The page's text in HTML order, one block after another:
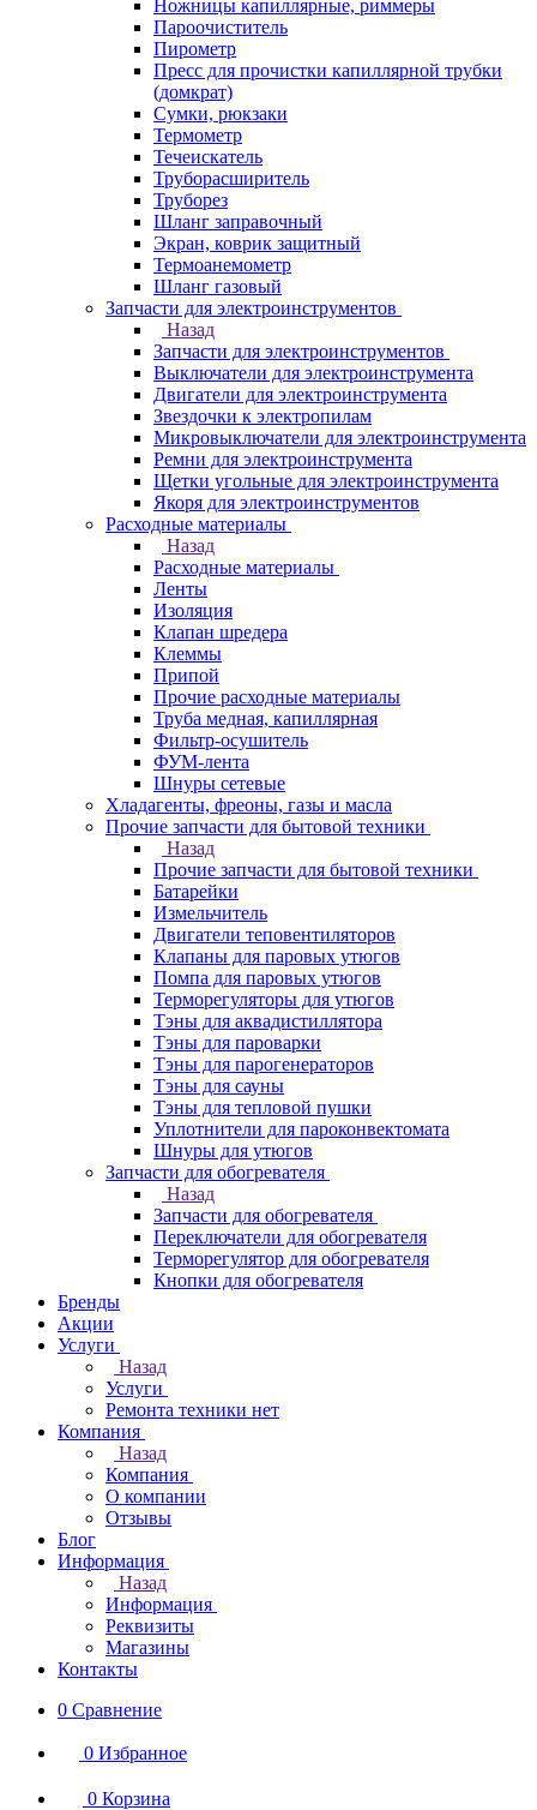
Ножницы капиллярные, риммеры
Пароочиститель
Пирометр
Пресс для прочистки капиллярной трубки
(домкрат)
Сумки, рюкзаки
Термометр
Течеискатель
Труборасширитель
Труборез
Шланг заправочный
Экран, коврик защитный
Термоанемометр
Шланг газовый
Запчасти для электроинструментов
Назад
Запчасти для электроинструментов
Выключатели для электроинструмента
Двигатели для электроинструмента
Звездочки к электропилам
Микровыключатели для электроинструмента
Ремни для электроинструмента
Щетки угольные для электроинструмента
Якоря для электроинструментов
Расходные материалы
Назад
Расходные материалы
Ленты
Изоляция
Клапан шредера
Клеммы
Припой
Прочие расходные материалы
Труба медная, капиллярная
Фильтр-осушитель
ФУМ-лента
Шнуры сетевые
Хладагенты, фреоны, газы и масла
Прочие запчасти для бытовой техники
Назад
Прочие запчасти для бытовой техники
Батарейки
Измельчитель
Двигатели теповентиляторов
Клапаны для паровых утюгов
Помпа для паровых утюгов
Терморегуляторы для утюгов
Тэны для аквадистиллятора
Тэны для пароварки
Тэны для парогенераторов
Тэны для сауны
Тэны для тепловой пушки
Уплотнители для пароконвектомата
Шнуры для утюгов
Запчасти для обогревателя
Назад
Запчасти для обогревателя
Переключатели для обогревателя
Терморегулятор для обогревателя
Кнопки для обогревателя
Бренды
Акции
Услуги
Назад
Услуги
Ремонта техники нет
Компания
Назад
Компания
О компании
Отзывы
Блог
Информация
Назад
Информация
Реквизиты
Магазины
Контакты
0 Сравнение
0 Избранное
0 Корзина